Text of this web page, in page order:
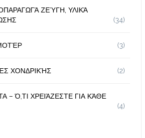
ΖΕΎΓΗ, ΥΛΙΚΆ
(34)
(3)
ΧΟΝΔΡΙΚΉΣ (2)
– Ό,ΤΙ ΧΡΕΙΆΖΕΣΤΕ ΓΙΑ ΚΆΘΕ
(4)